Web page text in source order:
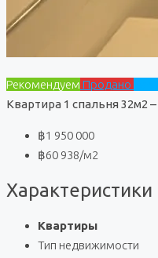
Рекомендуем Продано
Квартира 1 спальня 32м2
฿1 950 000
฿60 938/м2
Характеристики
Квартиры
Тип недвижимости